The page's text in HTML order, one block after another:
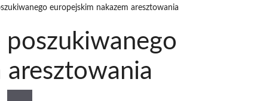
europejskim nakazem aresztowania
poszukiwanego
aresztowania